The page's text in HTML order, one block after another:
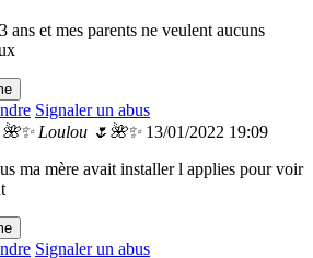
ans et mes parents ne veulent aucuns
Signaler un abus
Loulou 🌷🌺✨ 13/01/2022 19:09
ma mère avait installer l applies pour voir
Signaler un abus